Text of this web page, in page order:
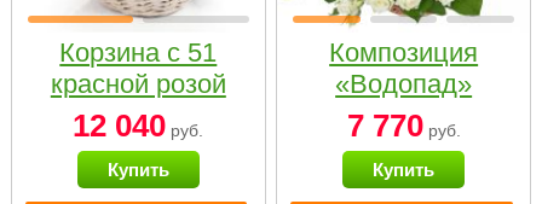
Корзина с 51
красной розой
12 040 руб.
Купить
Композиция
«Водопад»
7 770руб.
Купить